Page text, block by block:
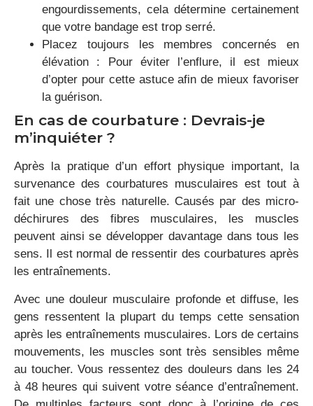
engourdissements, cela détermine certainement
que votre bandage est trop serré.
Placez toujours les membres concernés en
élévation : Pour éviter l’enflure, il est mieux
d’opter pour cette astuce afin de mieux favoriser
la guérison.
En cas de courbature : Devrais-je
m’inquiéter ?
Après la pratique d’un effort physique important, la
survenance des courbatures musculaires est tout à
fait une chose très naturelle. Causés par des micro-
déchirures des fibres musculaires, les muscles
peuvent ainsi se développer davantage dans tous les
sens. Il est normal de ressentir des courbatures après
les entraînements.
Avec une douleur musculaire profonde et diffuse, les
gens ressentent la plupart du temps cette sensation
après les entraînements musculaires. Lors de certains
mouvements, les muscles sont très sensibles même
au toucher. Vous ressentez des douleurs dans les 24
à 48 heures qui suivent votre séance d’entraînement.